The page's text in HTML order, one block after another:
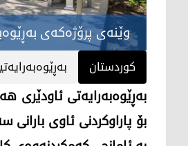
وێنەی پرۆژەکەی
کوردستان
بۆ پاراوکردنی ئاوی بارانی